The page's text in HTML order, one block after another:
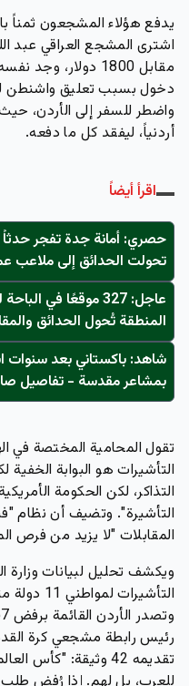
يدفع هؤلاء المشجعون ثمناً
اشترى المشجع العراقي عبد
مقابل 1800
دخول بسبب تعليق واشنطن
واضطر للسفر إلى الأردن،
أردنياً، ليفقد كل ما دفعه.
اقرأ أيضاً
حصري: أمانة جدة تفجر حدثاً
تحولت الحدائق إلى ملاعب
عاجل: 327 موقعًا في
المنطقة تُحول الحدائق
شاهد: باكستاني بعد سنوات
بمشاعر مقدسة - تفاصيل
تقول المحامية المختصة في
التأشيرات هو البوابة
التذاكر، لكن الحكومة
التأشيرة". وتضيف أن نظام
المقابلات "لا يزيد من فرص
ويكشف تحليل لبيانات وزارة
رئيس رابطة مشجعي كرة
تقديمه 42 وثيقة: